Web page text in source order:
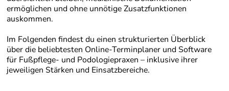
ermöglichen und ohne unnötige Zusatzfunktionen
auskommen.
Im Folgenden findest du einen strukturierten Überblick
über die beliebtesten Online-Terminplaner und Software
für Fußpflege- und Podologiepraxen – inklusive ihrer
jeweiligen Stärken und Einsatzbereiche.